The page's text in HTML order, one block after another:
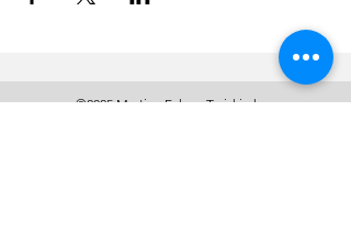
©2025 Martina Ecker, Traiskirchen